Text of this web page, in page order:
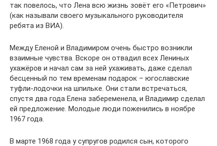
так повелось, что Лена всю жизнь зовёт его «Петрович»
(как называли своего музыкального руководителя
ребята из ВИА).
Между Еленой и Владимиром очень быстро возникли
взаимные чувства. Вскоре он отвадил всех Лениных
ухажёров и начал сам за ней ухаживать, даже сделал
бесценный по тем временам подарок – югославские
туфли-лодочки на шпильке. Они стали встречаться,
спустя два года Елена забеременела, и Владимир сделал
ей предложение. Молодые люди поженились в ноябре
1967 года.
В марте 1968 года у супругов родился сын, которого